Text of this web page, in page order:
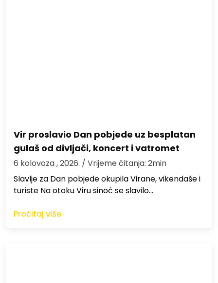
Vir proslavio Dan pobjede uz besplatan
gulaš od divljači, koncert i vatromet
6 kolovoza , 2026. / Vrijeme čitanja: 2min
Slavlje za Dan pobjede okupila Virane, vikendaše i
turiste Na otoku Viru sinoć se slavilo…
Pročitaj više